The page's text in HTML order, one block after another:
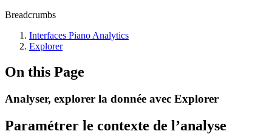
Breadcrumbs
Interfaces Piano Analytics
Explorer
On this Page
Analyser, explorer la donnée avec Explorer
Paramétrer le contexte de l’analyse